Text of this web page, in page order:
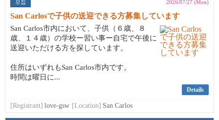
모집 2026/07/27 (Mon)
San Carlosで子供の送迎できる方募集しています
San Carlos市内において、子供（６歳、８
歳、１４歳）の学校ー習い事ー自宅で午後に
送迎いただける方を探しています。
住所はいずれもSan Carlos市内です。
時間は曜日に...
Details
[Registrant] love-gsw [Location] San Carlos